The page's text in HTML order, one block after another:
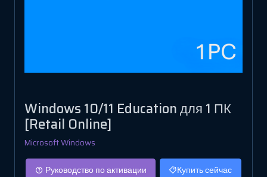
Windows 10/11 Education для 1 ПК
[Retail Online]
Microsoft Windows
Руководство по активации Купить сейчас